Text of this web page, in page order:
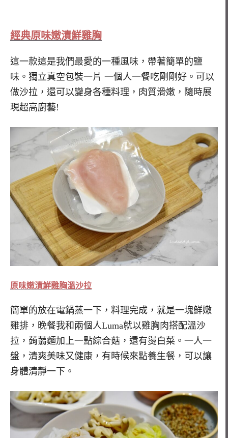
經典原味嫩漬鮮雞胸
這一款這是我們最愛的一種風味，帶著簡單的鹽
味。獨立真空包裝一片 一個人一餐吃剛剛好。可以
做沙拉，還可以變身各種料理，肉質滑嫩，隨時展
現超高廚藝!
原味嫩漬鮮雞胸溫沙拉
簡單的放在電鍋蒸一下，料理完成，就是一塊鮮嫩
雞排，晚餐我和兩個人Luma就以雞胸肉搭配溫沙
拉，蒟蒻麵加上一點綜合菇，還有燙白菜。一人一
盤，清爽美味又健康，有時候來點養生餐，可以讓
身體清靜一下。